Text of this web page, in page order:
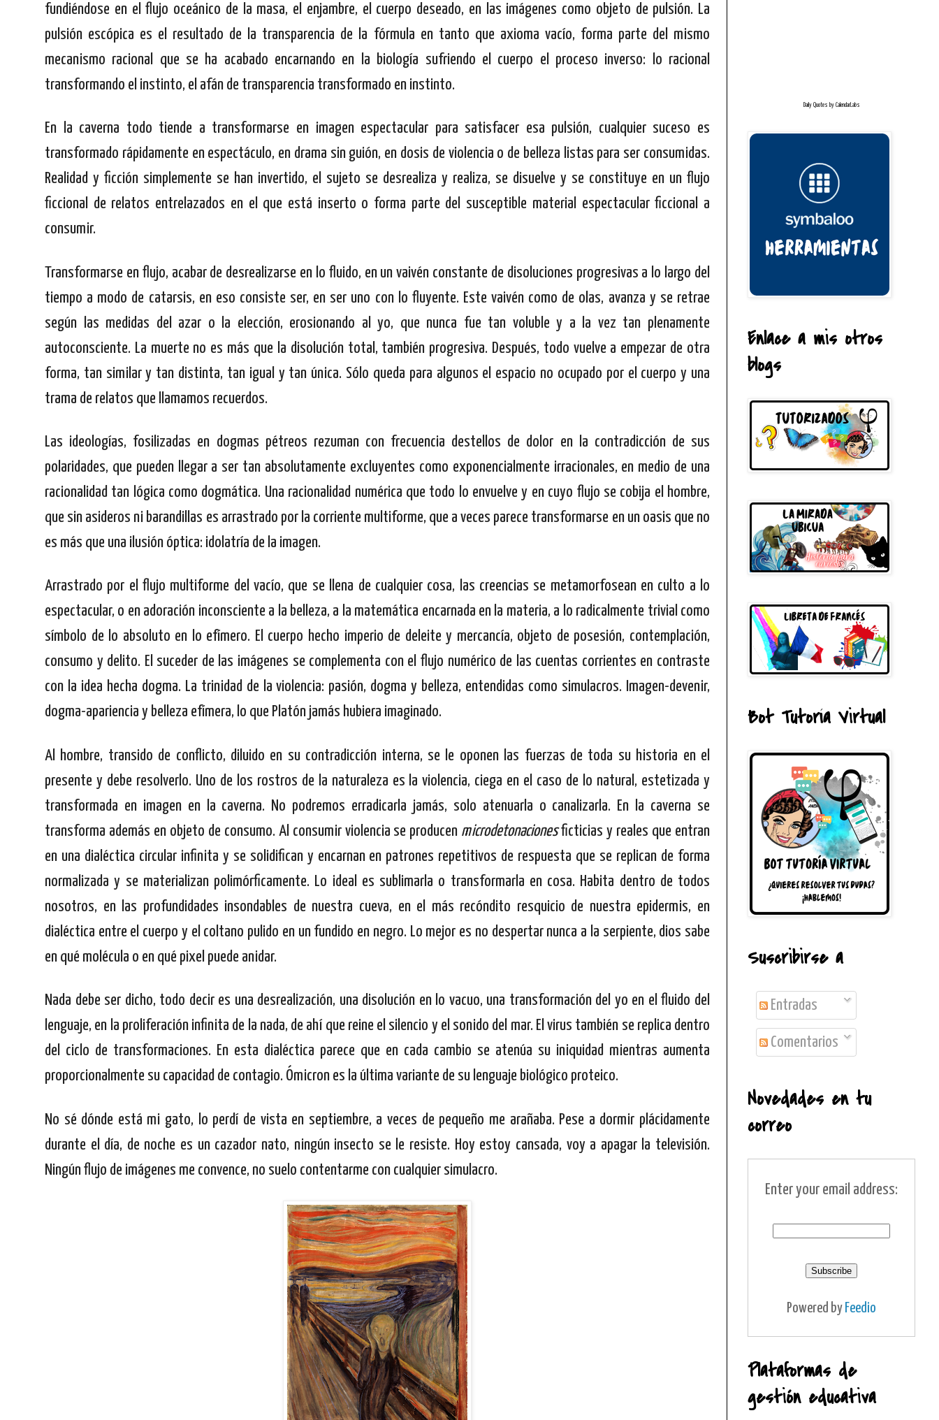
fundiéndose en el flujo oceánico de la masa, el enjambre, el cuerpo deseado, en las imágenes como objeto de pulsión. La
pulsión escópica es el resultado de la transparencia de la fórmula en tanto que axioma vacío, forma parte del mismo
mecanismo racional que se ha acabado encarnando en la biología sufriendo el cuerpo el proceso inverso: lo racional
transformando el instinto, el afán de transparencia transformado en instinto.
En la caverna todo tiende a transformarse en imagen espectacular para satisfacer esa pulsión, cualquier suceso es
transformado rápidamente en espectáculo, en drama sin guión, en dosis de violencia o de belleza listas para ser consumidas.
Realidad y ficción simplemente se han invertido, el sujeto se desrealiza y realiza, se disuelve y se constituye en un flujo
ficcional de relatos entrelazados en el que está inserto o forma parte del susceptible material espectacular ficcional a
consumir.
Transformarse en flujo, acabar de desrealizarse en lo fluido, en un vaivén constante de disoluciones progresivas a lo largo del
tiempo a modo de catarsis, en eso consiste ser, en ser uno con lo fluyente. Este vaivén como de olas, avanza y se retrae
según las medidas del azar o la elección, erosionando al yo, que nunca fue tan voluble y a la vez tan plenamente
autoconsciente. La muerte no es más que la disolución total, también progresiva. Después, todo vuelve a empezar de otra
forma, tan similar y tan distinta, tan igual y tan única. Sólo queda para algunos el espacio no ocupado por el cuerpo y una
trama de relatos que llamamos recuerdos.
Las ideologías, fosilizadas en dogmas pétreos rezuman con frecuencia destellos de dolor en la contradicción de sus
polaridades, que pueden llegar a ser tan absolutamente excluyentes como exponencialmente irracionales, en medio de una
racionalidad tan lógica como dogmática. Una racionalidad numérica que todo lo envuelve y en cuyo flujo se cobija el hombre,
que sin asideros ni barandillas es arrastrado por la corriente multiforme, que a veces parece transformarse en un oasis que no
es más que una ilusión óptica: idolatría de la imagen.
Arrastrado por el flujo multiforme del vacío, que se llena de cualquier cosa, las creencias se metamorfosean en culto a lo
espectacular, o en adoración inconsciente a la belleza, a la matemática encarnada en la materia, a lo radicalmente trivial como
símbolo de lo absoluto en lo efímero. El cuerpo hecho imperio de deleite y mercancía, objeto de posesión, contemplación,
consumo y delito. El suceder de las imágenes se complementa con el flujo numérico de las cuentas corrientes en contraste
con la idea hecha dogma. La trinidad de la violencia: pasión, dogma y belleza, entendidas como simulacros. Imagen-devenir,
dogma-apariencia y belleza efímera, lo que Platón jamás hubiera imaginado.
Al hombre, transido de conflicto, diluido en su contradicción interna, se le oponen las fuerzas de toda su historia en el
presente y debe resolverlo. Uno de los rostros de la naturaleza es la violencia, ciega en el caso de lo natural, estetizada y
transformada en imagen en la caverna. No podremos erradicarla jamás, solo atenuarla o canalizarla. En la caverna se
transforma además en objeto de consumo. Al consumir violencia se producen microdetonacionesficticias y reales que entran
en una dialéctica circular infinita y se solidifican y encarnan en patrones repetitivos de respuesta que se replican de forma
normalizada y se materializan polimórficamente. Lo ideal es sublimarla o transformarla en cosa. Habita dentro de todos
nosotros, en las profundidades insondables de nuestra cueva, en el más recóndito resquicio de nuestra epidermis, en
dialéctica entre el cuerpo y el coltano pulido en un fundido en negro. Lo mejor es no despertar nunca a la serpiente, dios sabe
en qué molécula o en qué pixel puede anidar.
Nada debe ser dicho, todo decir es una desrealización, una disolución en lo vacuo, una transformación del yo en el fluido del
lenguaje, en la proliferación infinita de la nada, de ahí que reine el silencio y el sonido del mar. El virus también se replica dentro
del ciclo de transformaciones. En esta dialéctica parece que en cada cambio se atenúa su iniquidad mientras aumenta
proporcionalmente su capacidad de contagio. Ómicron es la última variante de su lenguaje biológico proteico.
No sé dónde está mi gato, lo perdí de vista en septiembre, a veces de pequeño me arañaba. Pese a dormir plácidamente
durante el día, de noche es un cazador nato, ningún insecto se le resiste. Hoy estoy cansada, voy a apagar la televisión.
Ningún flujo de imágenes me convence, no suelo contentarme con cualquier simulacro.
Daily Quotes by CalendarLabs
Enlace a mis otros
blogs
Bot Tutoría Virtual
Suscribirse a
Entradas
Comentarios
Novedades en tu
correo
Enter your email address:
Powered by Feedio
Plataformas de
gestión educativa